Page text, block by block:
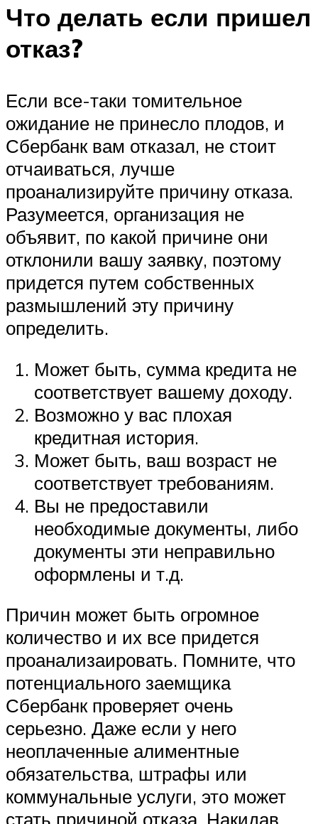
Что делать если пришел
отказ?
Если все-таки томительное
ожидание не принесло плодов, и
Сбербанк вам отказал, не стоит
отчаиваться, лучше
проанализируйте причину отказа.
Разумеется, организация не
объявит, по какой причине они
отклонили вашу заявку, поэтому
придется путем собственных
размышлений эту причину
определить.
Может быть, сумма кредита не
соответствует вашему доходу.
Возможно у вас плохая
кредитная история.
Может быть, ваш возраст не
соответствует требованиям.
Вы не предоставили
необходимые документы, либо
документы эти неправильно
оформлены и т.д.
Причин может быть огромное
количество и их все придется
проанализаировать. Помните, что
потенциального заемщика
Сбербанк проверяет очень
серьезно. Даже если у него
неоплаченные алиментные
обязательства, штрафы или
коммунальные услуги, это может
стать причиной отказа. Накидав